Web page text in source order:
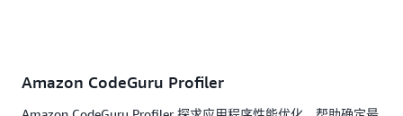
Amazon CodeGuru Profiler